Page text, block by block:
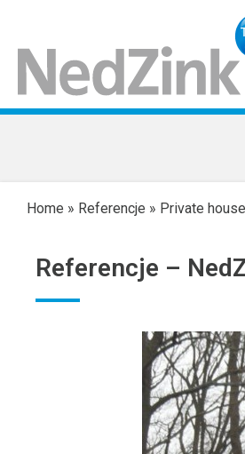
Home » Referencje » Private house
Referencje –